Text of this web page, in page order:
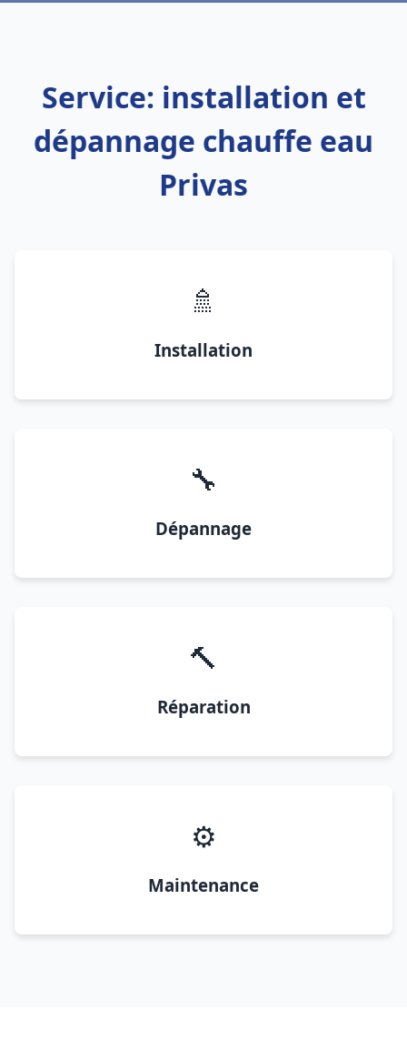
Service: installation et
dépannage chauffe eau
Privas
🚿
Installation
🔧
Dépannage
🔨
Réparation
⚙️
Maintenance